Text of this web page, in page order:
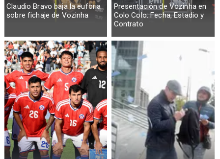
Claudio Bravo baja la euforia
sobre fichaje de Vozinha
Presentación de Vozinha en
Colo Colo: Fecha, Estadio y
Contrato